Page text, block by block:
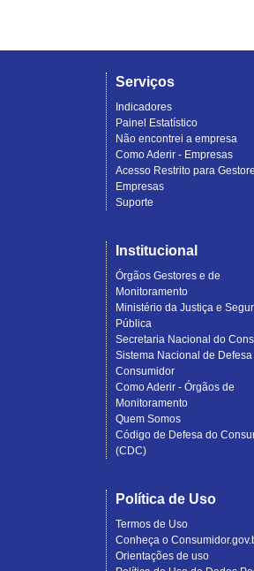
Serviços
Indicadores
Painel Estatístico
Não encontrei a empresa
Como Aderir - Empresas
Acesso Restrito para
Empresas
Suporte
Institucional
Órgãos Gestores e de
Monitoramento
Ministério da Justiça e
Pública
Secretaria Nacional do
Sistema Nacional de Defesa
Consumidor
Como Aderir - Órgãos de
Monitoramento
Quem Somos
Código de Defesa do
(CDC)
Política de Uso
Termos de Uso
Conheça o
Orientações de uso